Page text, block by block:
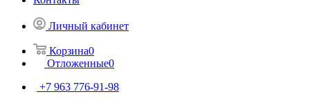
Личный кабинет
Корзина0
Отложенные0
+7 963 776-91-98